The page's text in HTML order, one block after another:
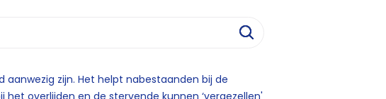
zijn. Het helpt nabestaanden bij de
het overlijden en de stervende kunnen ‘vergezellen'